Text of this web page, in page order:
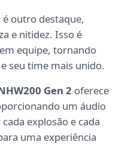
é outro destaque,
e nitidez. Isso é
equipe, tornando
seu time mais unido.
Gen 2 oferece
um áudio
explosão e cada
uma experiência